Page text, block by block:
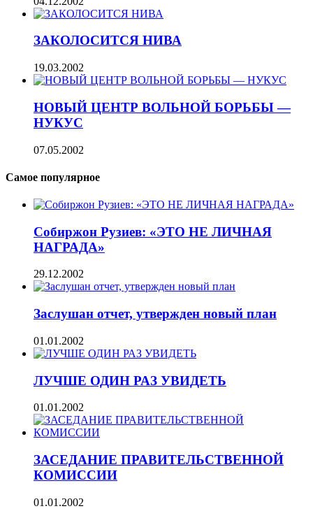
ЗАКОЛОСИТСЯ НИВА
19.03.2002
НОВЫЙ ЦЕНТР ВОЛЬНОЙ БОРЬБЫ —
НУКУС
07.05.2002
Самое популярное
Собиржон Рузиев: «ЭТО НЕ ЛИЧНАЯ
НАГРАДА»
29.12.2002
Заслушан отчет, утвержден новый план
01.01.2002
ЛУЧШЕ ОДИН РАЗ УВИДЕТЬ
01.01.2002
ЗАСЕДАНИЕ ПРАВИТЕЛЬСТВЕННОЙ
КОМИССИИ
01.01.2002